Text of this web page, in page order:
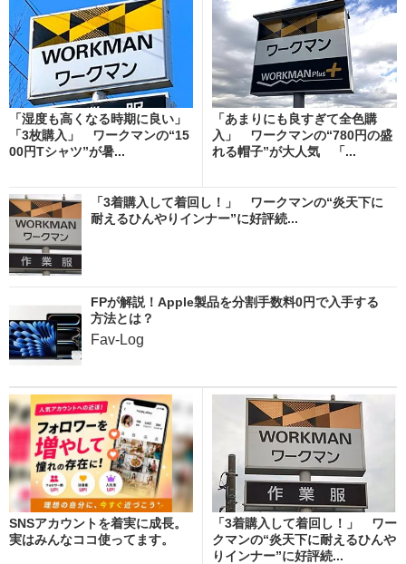
「湿度も高くなる時期に良い」
「3枚購入」 ワークマンの“15
00円Tシャツ”が暑...
「あまりにも良すぎて全色購
入」 ワークマンの“780円の盛
れる帽子”が大人気 「...
「3着購入して着回し！」 ワークマンの“炎天下に
耐えるひんやりインナー”に好評続...
FPが解説！Apple製品を分割手数料0円で入手する
方法とは？
Fav-Log
SNSアカウントを着実に成長。
実はみんなココ使ってます。
「3着購入して着回し！」 ワー
クマンの“炎天下に耐えるひんや
りインナー”に好評続...